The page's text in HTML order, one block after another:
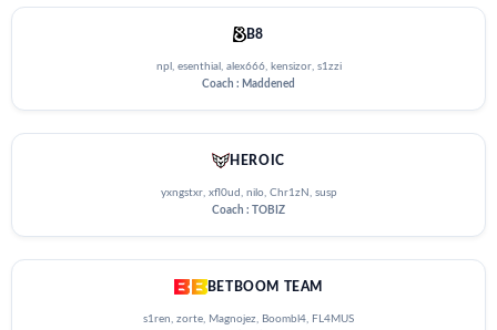
B8
npl, esenthial, alex666, kensizor, s1zzi
Coach : Maddened
HEROIC
yxngstxr, xfl0ud, nilo, Chr1zN, susp
Coach : TOBIZ
BETBOOM TEAM
s1ren, zorte, Magnojez, Boombl4, FL4MUS